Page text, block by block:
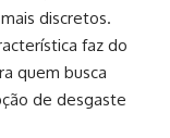
discretos.
faz do
quem busca
de desgaste